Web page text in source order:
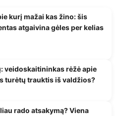
kurį mažai kas žino: šis
atgaivina gėles per kelias
veidoskaitininkas rėžė apie
turėtų trauktis iš valdžios?
rado atsakymą? Viena